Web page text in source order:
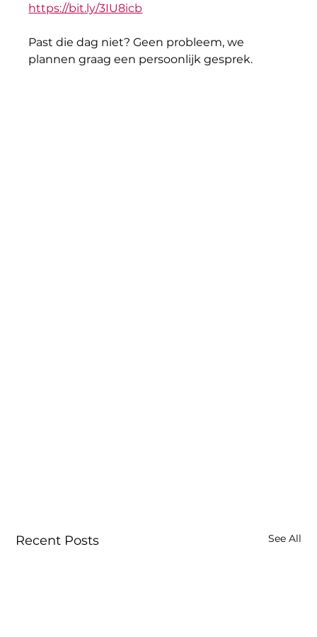
https://bit.ly/3IU8icb
Past die dag niet? Geen probleem, we
plannen graag een persoonlijk gesprek.
Recent Posts See All